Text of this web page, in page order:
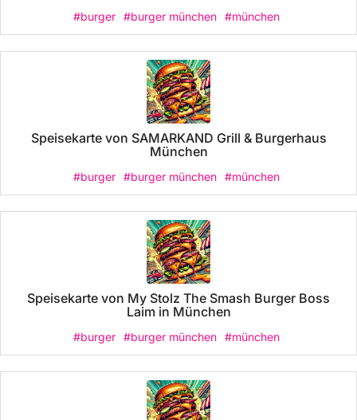
#burger #burger münchen #münchen
Speisekarte von SAMARKAND Grill & Burgerhaus
München
#burger #burger münchen #münchen
Speisekarte von My Stolz The Smash Burger Boss
Laim in München
#burger #burger münchen #münchen